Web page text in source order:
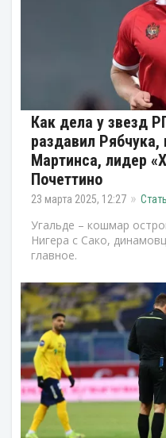
Как дела у звезд
раздавил Рябчука,
Мартинса, лидер
Почеттино
23 марта 2025, 12:27
Угальде – кошмар
Нигера с Сако,
главное.